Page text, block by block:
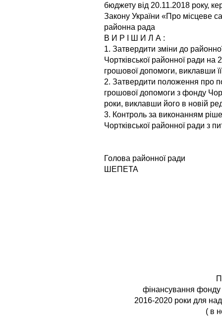
бюджету від 20.11.2018 року,
Закону України «Про місцеве
районна рада
В И Р І Ш И Л А :
1. Затвердити зміни до
Чортківської районної ради
грошової допомоги, виклавши
2. Затвердити положення про
грошової допомоги з фонду
роки, виклавши його в новій
3. Контроль за виконанням
Чортківської районної ради з
Голова
ШЕПЕТА
фінансування фонду
2016-2020 роки для
( в